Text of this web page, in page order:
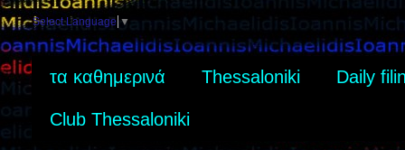
Select Language ▼
τα καθημερινά Thessaloniki Daily
Club Thessaloniki